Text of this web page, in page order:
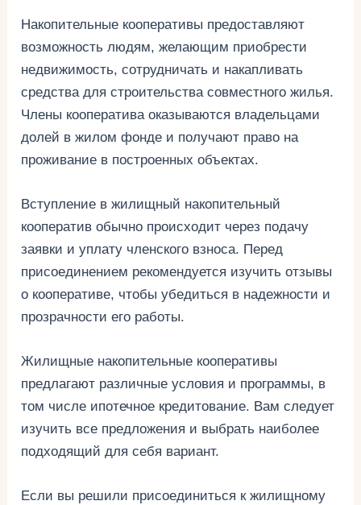
Накопительные кооперативы предоставляют
возможность людям, желающим приобрести
недвижимость, сотрудничать и накапливать
средства для строительства совместного жилья.
Члены кооператива оказываются владельцами
долей в жилом фонде и получают право на
проживание в построенных объектах.
Вступление в жилищный накопительный
кооператив обычно происходит через подачу
заявки и уплату членского взноса. Перед
присоединением рекомендуется изучить отзывы
о кооперативе, чтобы убедиться в надежности и
прозрачности его работы.
Жилищные накопительные кооперативы
предлагают различные условия и программы, в
том числе ипотечное кредитование. Вам следует
изучить все предложения и выбрать наиболее
подходящий для себя вариант.
Если вы решили присоединиться к жилищному